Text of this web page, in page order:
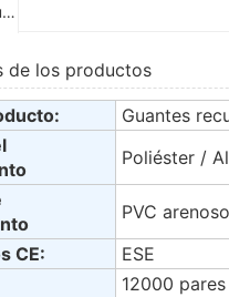
Detalles del producto
de los productos
Guantes
Poliéster /
PVC
CE:
ESE
12000 pares